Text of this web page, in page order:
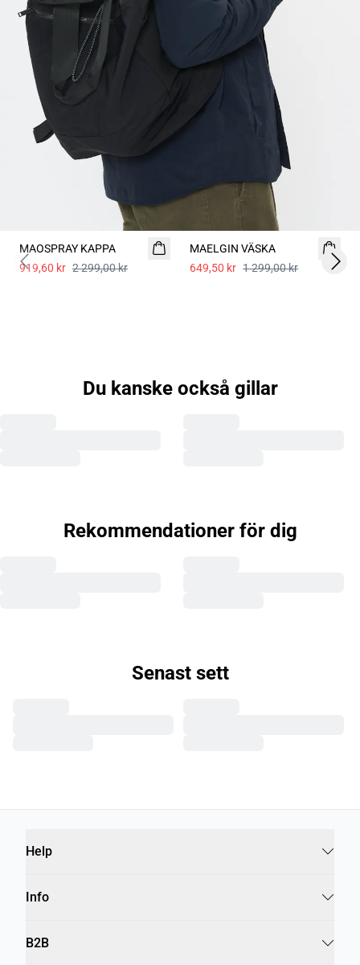
MAOSPRAY KAPPA
919,60 kr 2 299,00 kr
MAELGIN VÄSKA
649,50 kr 1 299,00 kr
Previous slide Next
Du kanske också gillar
Rekommendationer för dig
Senast sett
Help
Info
B2B